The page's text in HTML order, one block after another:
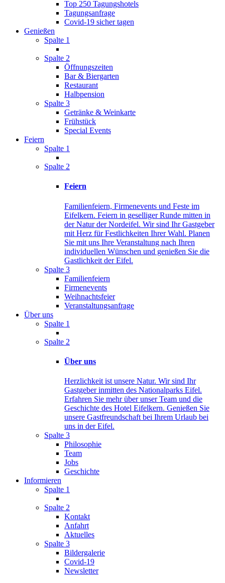
Top 250 Tagungshotels
Tagungsanfrage
Covid-19 sicher tagen
Genießen
Spalte 1
Spalte 2
Öffnungszeiten
Bar & Biergarten
Restaurant
Halbpension
Spalte 3
Getränke & Weinkarte
Frühstück
Special Events
Feiern
Spalte 1
Spalte 2
Feiern
Familienfeiern, Firmenevents und Feste im
Eifelkern. Feiern in geselliger Runde mitten in
der Natur der Nordeifel. Wir sind Ihr Gastgeber
mit Herz für Festlichkeiten Ihrer Wahl. Planen
Sie mit uns Ihre Veranstaltung nach Ihren
individuellen Wünschen und genießen Sie die
Gastlichkeit der Eifel.
Spalte 3
Familienfeiern
Firmenevents
Weihnachtsfeier
Veranstaltungsanfrage
Über uns
Spalte 1
Spalte 2
Über uns
Herzlichkeit ist unsere Natur. Wir sind Ihr
Gastgeber inmitten des Nationalparks Eifel.
Erfahren Sie mehr über unser Team und die
Geschichte des Hotel Eifelkern. Genießen Sie
unsere Gastfreundschaft bei Ihrem Urlaub bei
uns in der Eifel.
Spalte 3
Philosophie
Team
Jobs
Geschichte
Informieren
Spalte 1
Spalte 2
Kontakt
Anfahrt
Aktuelles
Spalte 3
Bildergalerie
Covid-19
Newsletter